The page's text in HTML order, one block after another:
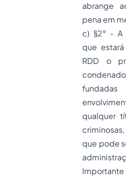
abrange
pena em
c) §2° - A
que
RDD o
qualquer
que pode